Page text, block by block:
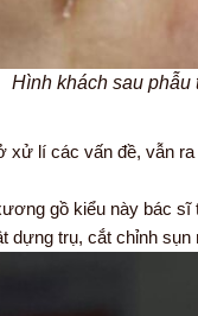
Hình khách sau phẫu
xử lí các vấn đề, vẫn
gồ kiểu này bác sĩ
trụ, cắt chỉnh